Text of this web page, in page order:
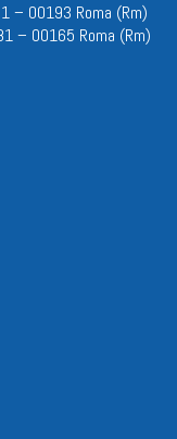
– 00193 Roma (Rm)
– 00165 Roma (Rm)